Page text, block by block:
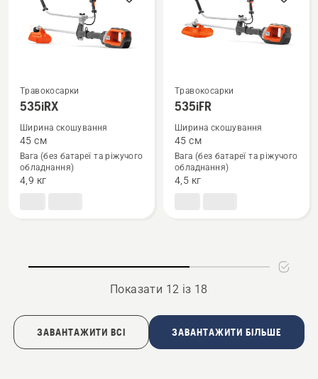
Переглянути
деталей
про
535iRX
Травокосарки
535iRX
Ширина скошування
45 см
Вага (без батареї та ріжучого
обладнання)
4,9 кг
Переглянути
деталей
про
535iFR
Травокосарки
535iFR
Ширина скошування
45 см
Вага (без батареї та ріжучого
обладнання)
4,5 кг
Показати 12 із 18
ЗАВАНТАЖИТИ ВСІ ЗАВАНТАЖИТИ БІЛЬШЕ